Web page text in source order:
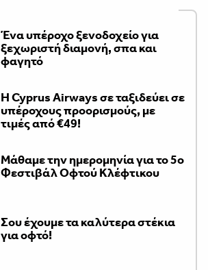
Ένα υπέροχο ξενοδοχείο για
ξεχωριστή διαμονή, σπα και
φαγητό
H Cyprus Airways σε ταξιδεύει σε
υπέροχους προορισμούς, με
τιμές από €49!
Μάθαμε την ημερομηνία για το 5ο
Φεστιβάλ Οφτού Κλέφτικου
Σου έχουμε τα καλύτερα στέκια
για οφτό!